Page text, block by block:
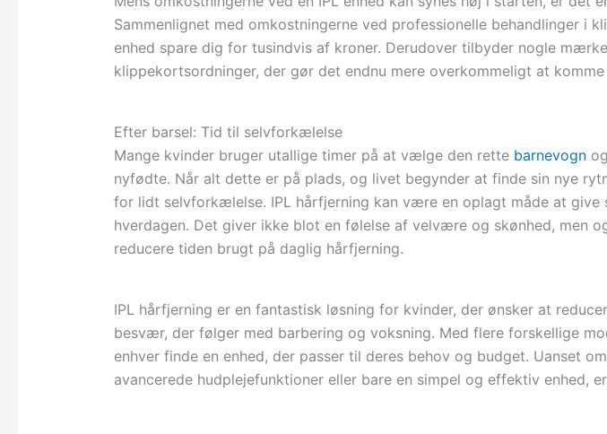
Sammenlignet med omkostningerne ved professionelle behandlinger i
enhed spare dig for tusindvis af kroner. Derudover tilbyder nogle
klippekortsordninger, der gør det endnu mere overkommeligt at komme
Efter barsel: Tid til selvforkælelse
Mange kvinder bruger utallige timer på at vælge den rette barnevognog
nyfødte. Når alt dette er på plads, og livet begynder at finde sin nye
for lidt selvforkælelse. IPL hårfjerning kan være en oplagt måde at give
hverdagen. Det giver ikke blot en følelse af velvære og skønhed, men
reducere tiden brugt på daglig hårfjerning.
IPL hårfjerning er en fantastisk løsning for kvinder, der ønsker at
besvær, der følger med barbering og voksning. Med flere forskellige
enhver finde en enhed, der passer til deres behov og budget. Uanset
avancerede hudplejefunktioner eller bare en simpel og effektiv enhed,